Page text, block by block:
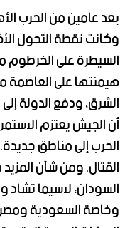
بعد عامين من الحرب
وكانت نقطة التحول
السيطرة على
هيمنتها على العاصمة
الشرق، ودفع الدولة
أن الجيش يعتزم
الحرب إلى مناطق
القتال. ومن شأن
السودان، لاسيما تشاد
وخاصة السعودية